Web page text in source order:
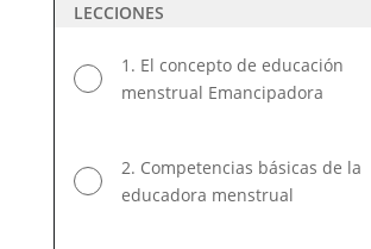
LECCIONES
1. El concepto de educación
menstrual Emancipadora
2. Competencias básicas de la
educadora menstrual